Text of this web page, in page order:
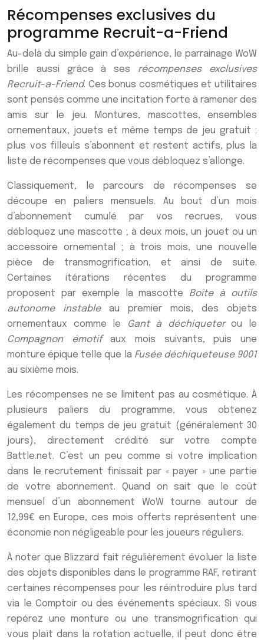
Récompenses exclusives du
programme Recruit-a-Friend
Au-delà du simple gain d’expérience, le parrainage WoW
brille aussi grâce à ses récompenses exclusives
Recruit-a-Friend. Ces bonus cosmétiques et utilitaires
sont pensés comme une incitation forte à ramener des
amis sur le jeu. Montures, mascottes, ensembles
ornementaux, jouets et même temps de jeu gratuit :
plus vos filleuls s’abonnent et restent actifs, plus la
liste de récompenses que vous débloquez s’allonge.
Classiquement, le parcours de récompenses se
découpe en paliers mensuels. Au bout d’un mois
d’abonnement cumulé par vos recrues, vous
débloquez une mascotte ; à deux mois, un jouet ou un
accessoire ornemental ; à trois mois, une nouvelle
pièce de transmogrification, et ainsi de suite.
Certaines itérations récentes du programme
proposent par exemple la mascotte Boîte à outils
autonome instableau premier mois, des objets
ornementaux comme le
Gant à déchiqueterou le
Compagnon émotifaux mois suivants, puis une
monture épique telle que la Fusée déchiqueteuse 9001
au sixième mois.
Les récompenses ne se limitent pas au cosmétique. À
plusieurs paliers du programme, vous obtenez
également du temps de jeu gratuit (généralement 30
jours), directement crédité sur votre compte
Battle.net. C’est un peu comme si votre implication
dans le recrutement finissait par « payer » une partie
de votre abonnement. Quand on sait que le coût
mensuel d’un abonnement WoW tourne autour de
12,99€ en Europe, ces mois offerts représentent une
économie non négligeable pour les joueurs réguliers.
À noter que Blizzard fait régulièrement évoluer la liste
des objets disponibles dans le programme RAF, retirant
certaines récompenses pour les réintroduire plus tard
via le Comptoir ou des événements spéciaux. Si vous
repérez une monture ou une transmogrification qui
vous plaît dans la rotation actuelle, il peut donc être